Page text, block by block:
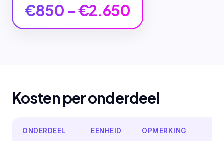
€850 – €2.650
Kosten per onderdeel
ONDERDEEL EENHEID OPMERKING